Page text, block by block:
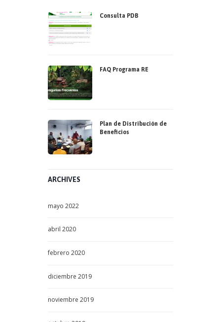
Consulta PDB
FAQ Programa RE
Plan de Distribución de
Beneficios
ARCHIVES
mayo 2022
abril 2020
febrero 2020
diciembre 2019
noviembre 2019